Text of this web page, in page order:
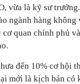
vừa là kỹ sư
ngành hàng
quan chính phủ
đến 10% cơ hội
mới là kịch bản có